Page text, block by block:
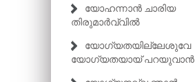
യോഹന്നാൻ ചാരിയ
തിരുമാർവ്വിൽ
യോഗ്യതയില്ലേശുവേ
യോഗ്യതയായ് പറയുവാൻ